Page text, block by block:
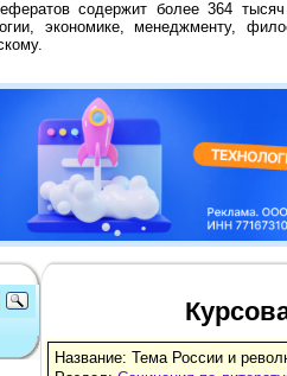
содержит более 364
экономике, менеджменту,
Название: Тема России и